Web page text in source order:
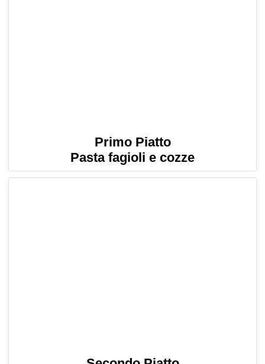
Primo Piatto
Pasta fagioli e cozze